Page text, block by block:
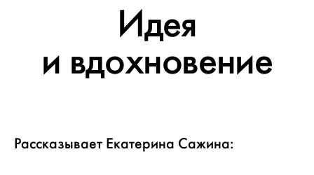
Идея
и вдохновение
Рассказывает Екатерина Сажина: